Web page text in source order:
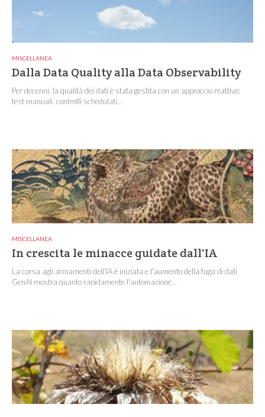
MISCELLANEA
Dalla Data Quality alla Data Observability
Per decenni, la qualità dei dati è stata gestita con un approccio reattivo:
test manuali, controlli schedulati...
MISCELLANEA
In crescita le minacce guidate dall'IA
La corsa agli armamenti dell'IA è iniziata e l'aumento della fuga di dati
GenAI mostra quanto rapidamente l'automazione...